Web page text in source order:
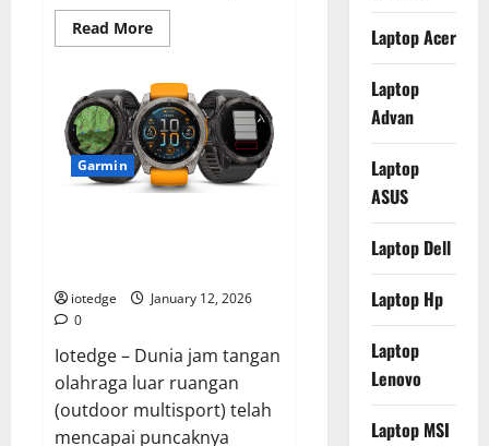
Read MoreRead
more
Samsung
Galaxy
Tab
S10
Ultra,
Tablet
Android
Terkuat
Garmin
iotedge
January 12, 2026
0
Iotedge – Dunia jam tangan
olahraga luar ruangan
(outdoor multisport) telah
mencapai puncaknya
Laptop Acer
Laptop
Advan
Laptop
ASUS
Laptop Dell
Laptop Hp
Laptop
Lenovo
Laptop MSI